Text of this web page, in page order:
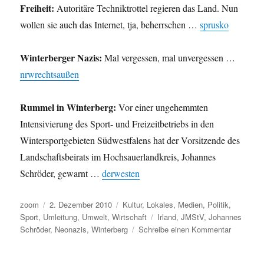
Freiheit: Autoritäre Techniktrottel regieren das Land. Nun
wollen sie auch das Internet, tja, beherrschen …sprusko
Winterberger Nazis: Mal vergessen, mal unvergessen …
nrwrechtsaußen
Rummel in Winterberg: Vor einer ungehemmten
Intensivierung des Sport- und Freizeitbetriebs in den
Wintersportgebieten Südwestfalens hat der Vorsitzende des
Landschaftsbeirats im Hochsauerlandkreis, Johannes
Schröder, gewarnt …derwesten
Autor
zoom
Veröffentlicht
am
2. Dezember 2010 Kategorien
Kultur, Lokales, Medien, Politik,
Sport, Umleitung, Umwelt,Wirtschaft Schlagwörter
Irland,JMStV,Johannes
Schröder, Neonazis,Winterberg Schreibe einen Kommentarzu